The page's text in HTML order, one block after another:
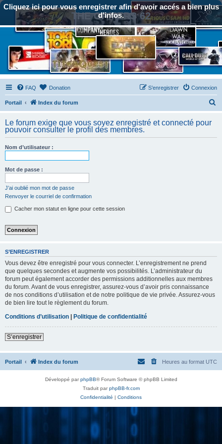
Cliquez ici pour vous enregistrer afin d'avoir accés a bien plus
d'infos.
THE GAMERS 62
FAQ Donation Connexion
S’enregistrer
Portail Index du forum
h
Le forum exige que vous soyez enregistré et connecté pour
pouvoir consulter le profil des membres.
Nom d’utilisateur :
Mot de passe :
J’ai oublié mon mot de passe
Renvoyer le courriel de confirmation
Cacher mon statut en ligne pour cette session
S’ENREGISTRER
Vous devez être enregistré pour vous connecter. L’enregistrement ne prend
que quelques secondes et augmente vos possibilités. L’administrateur du
forum peut également accorder des permissions additionnelles aux membres
du forum. Avant de vous enregistrer, assurez-vous d’avoir pris connaissance
de nos conditions d’utilisation et de notre politique de vie privée. Assurez-vous
de bien lire tout le règlement du forum.
Conditions d’utilisation
Politique de confidentialité
S’enregistrer
Portail Index du forum Heures au format UTC
Développé parphpBB® Forum Software © phpBB Limited
Traduit parphpBB-fr.com
Confidentialité | Conditions